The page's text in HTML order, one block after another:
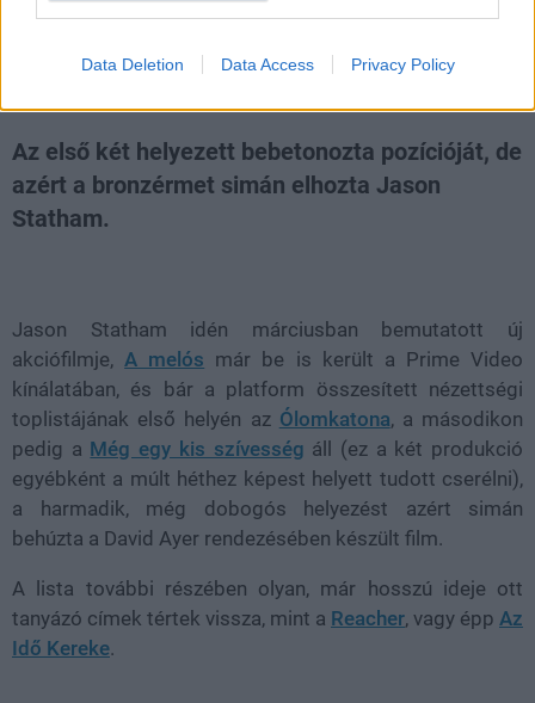
Data Deletion Data Access Privacy Policy
2025 május 19. 16:01
Az első két helyezett bebetonozta pozícióját, de
azért a bronzérmet simán elhozta Jason
Statham.
Jason Statham idén márciusban bemutatott új
akciófilmje, A melós már be is került a Prime Video
kínálatában, és bár a platform összesített nézettségi
toplistájának első helyén az Ólomkatona, a másodikon
pedig a Még egy kis szívesség áll (ez a két produkció
egyébként a múlt héthez képest helyett tudott cserélni),
a harmadik, még dobogós helyezést azért simán
behúzta a David Ayer rendezésében készült film.
A lista további részében olyan, már hosszú ideje ott
tanyázó címek tértek vissza, mint a Reacher, vagy épp Az
Idő Kereke.